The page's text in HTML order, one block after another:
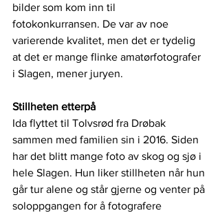
bilder som kom inn til
fotokonkurransen. De var av noe
varierende kvalitet, men det er tydelig
at det er mange flinke amatørfotografer
i Slagen, mener juryen.
Stillheten etterpå
Ida flyttet til Tolvsrød fra Drøbak
sammen med familien sin i 2016. Siden
har det blitt mange foto av skog og sjø i
hele Slagen. Hun liker stillheten når hun
går tur alene og står gjerne og venter på
soloppgangen for å fotografere